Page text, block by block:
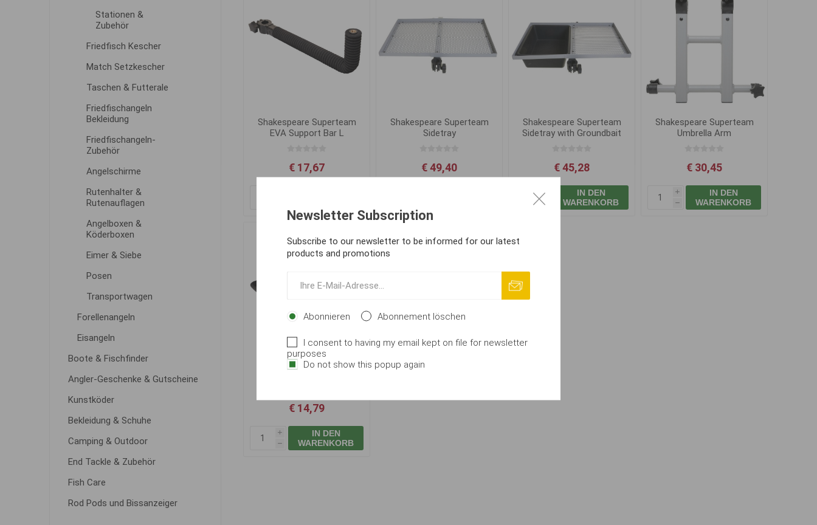
Shakespeare Superteam
EVA Support Bar L
€ 17,67
Shakespeare Superteam
Sidetray
€ 49,40
Shakespeare Superteam
Sidetray with Groundbait
€ 45,28
h
IN DEN
WARENKORB
Shakespeare Superteam
Umbrella Arm
€ 30,45
i
h
IN DEN
WARENKORB
Shakespeare SKP Feeder
€ 14,79
i
h
IN DEN
WARENKORB
Stationen &
Zubehör
Friedfisch Kescher
Match Setzkescher
Taschen & Futterale
Friedfischangeln
Bekleidung
Friedfischangeln-
Zubehör
Angelschirme
Rutenhalter &
Rutenauflagen
Angelboxen &
Köderboxen
Eimer & Siebe
Posen
Transportwagen
Forellenangeln
Eisangeln
Boote & Fischfinder
Angler-Geschenke & Gutscheine
Kunstköder
Bekleidung & Schuhe
Camping & Outdoor
End Tackle & Zubehör
Fish Care
Rod Pods und Bissanzeiger
Newsletter Subscription
Subscribe to our newsletter to be informed for our latest
products and promotions
Abonnieren Abonnement löschen
I consent to having my email kept on file for newsletter
purposes
Do not show this popup again